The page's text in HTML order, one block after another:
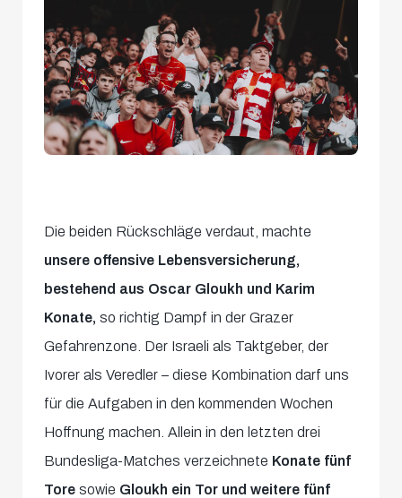
Die beiden Rückschläge verdaut, machte
unsere offensive Lebensversicherung,
bestehend aus Oscar Gloukh und Karim
Konate, so richtig Dampf in der Grazer
Gefahrenzone. Der Israeli als Taktgeber, der
Ivorer als Veredler – diese Kombination darf uns
für die Aufgaben in den kommenden Wochen
Hoffnung machen. Allein in den letzten drei
Bundesliga-Matches verzeichnete Konate fünf
Toresowie Gloukh ein Tor und weitere fünf